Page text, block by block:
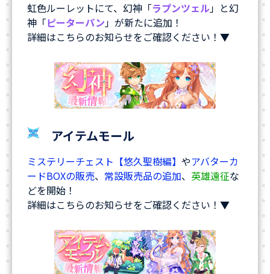
虹色ルーレットにて、幻神「ラプンツェル」と幻
神「ピーターパン」が新たに追加！
詳細はこちらのお知らせをご確認ください！▼
アイテムモール
ミステリーチェスト【悠久聖樹編】 やアバターカ
ードBOXの販売、 常設販売品の追加、 英雄遠征な
どを開始！
詳細はこちらのお知らせをご確認ください！▼